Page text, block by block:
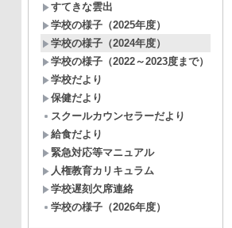
すてきな雲出
学校の様子（2025年度）
学校の様子（2024年度）
学校の様子（2022～2023度まで）
学校だより
保健だより
スクールカウンセラーだより
給食だより
緊急対応等マニュアル
人権教育カリキュラム
学校遅刻欠席連絡
学校の様子（2026年度）